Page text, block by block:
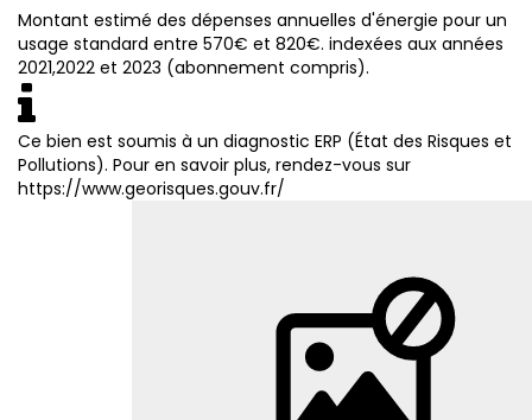
Montant estimé des dépenses annuelles d'énergie pour un
usage standard entre 570€ et 820€. indexées aux années
2021,2022 et 2023 (abonnement compris).
Ce bien est soumis à un diagnostic ERP (État des Risques et
Pollutions). Pour en savoir plus, rendez-vous sur
https://www.georisques.gouv.fr/